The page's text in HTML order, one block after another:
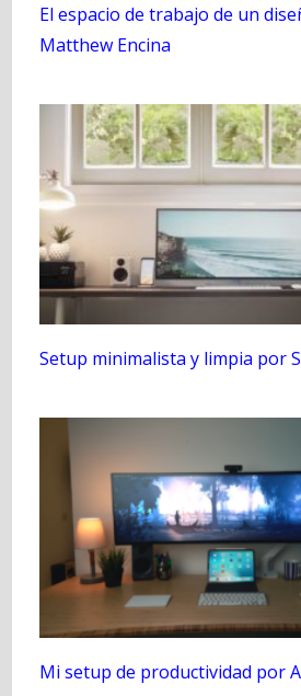
El espacio de trabajo de un
Matthew Encina
Setup minimalista y limpia por
Mi setup de productividad por